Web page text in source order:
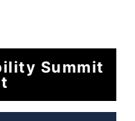
Summit